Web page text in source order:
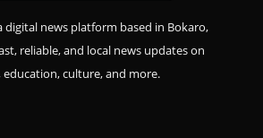
digital news platform based in Bokaro,
reliable, and local news updates on
culture, and more.